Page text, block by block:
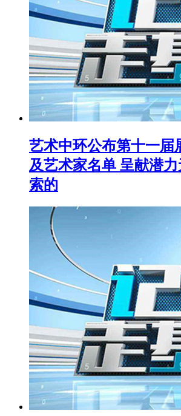
艺术中环公布第十一届
及艺术家名单 呈献潜
索的